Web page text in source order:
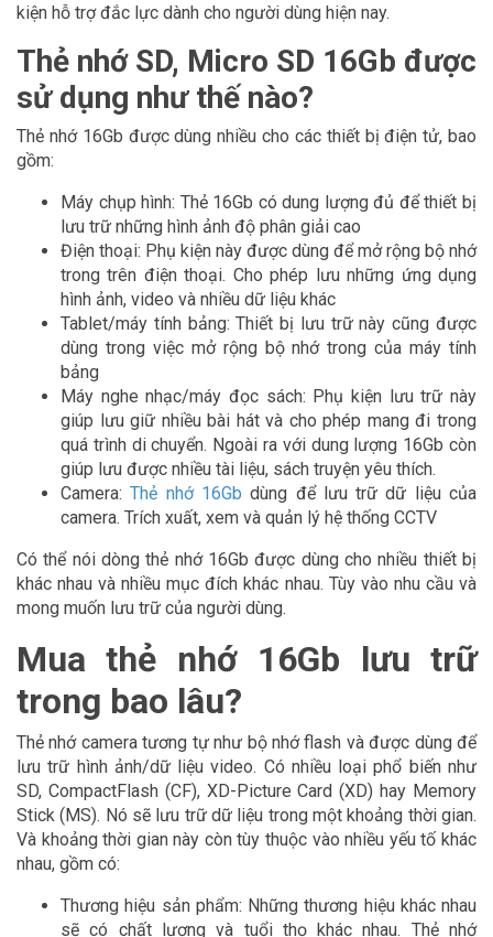
kiện hỗ trợ đắc lực dành cho người dùng hiện nay.
Thẻ nhớ SD, Micro SD 16Gb được
sử dụng như thế nào?
Thẻ nhớ 16Gb được dùng nhiều cho các thiết bị điện tử, bao
gồm:
Máy chụp hình: Thẻ 16Gb có dung lượng đủ để thiết bị
lưu trữ những hình ảnh độ phân giải cao
Điện thoại: Phụ kiện này được dùng để mở rộng bộ nhớ
trong trên điện thoại. Cho phép lưu những ứng dụng
hình ảnh, video và nhiều dữ liệu khác
Tablet/máy tính bảng: Thiết bị lưu trữ này cũng được
dùng trong việc mở rộng bộ nhớ trong của máy tính
bảng
Máy nghe nhạc/máy đọc sách: Phụ kiện lưu trữ này
giúp lưu giữ nhiều bài hát và cho phép mang đi trong
quá trình di chuyển. Ngoài ra với dung lượng 16Gb còn
giúp lưu được nhiều tài liệu, sách truyện yêu thích.
Camera:Thẻ nhớ 16Gb dùng để lưu trữ dữ liệu của
camera. Trích xuất, xem và quản lý hệ thống CCTV
Có thể nói dòng thẻ nhớ 16Gb được dùng cho nhiều thiết bị
khác nhau và nhiều mục đích khác nhau. Tùy vào nhu cầu và
mong muốn lưu trữ của người dùng.
Mua thẻ nhớ 16Gb lưu trữ
trong bao lâu?
Thẻ nhớ camera tương tự như bộ nhớ flash và được dùng để
lưu trữ hình ảnh/dữ liệu video. Có nhiều loại phổ biến như
SD, CompactFlash (CF), XD-Picture Card (XD) hay Memory
Stick (MS). Nó sẽ lưu trữ dữ liệu trong một khoảng thời gian.
Và khoảng thời gian này còn tùy thuộc vào nhiều yếu tố khác
nhau, gồm có:
Thương hiệu sản phẩm: Những thương hiệu khác nhau
sẽ có chất lượng và tuổi thọ khác nhau. Thẻ nhớ